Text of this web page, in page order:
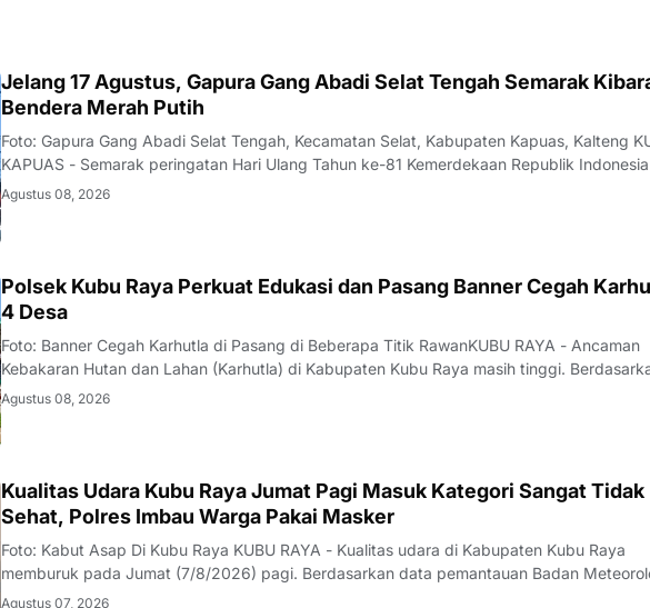
Jelang 17 Agustus, Gapura Gang Abadi Selat Tengah Semarak
Bendera Merah Putih
Foto: Gapura Gang Abadi Selat Tengah, Kecamatan Selat, Kabupaten Kapuas, Kalteng
KAPUAS - Semarak peringatan Hari Ulang Tahun ke-81 Kemerdekaan Republik
terasa di Kelurahan Selat Tengah, Kecamatan Selat, Kabupaten Kapuas. Warga RT 21/RW
Agustus 08, 2026
Polsek Kubu Raya Perkuat Edukasi dan Pasang Banner Cegah
4 Desa
Foto: Banner Cegah Karhutla di Pasang di Beberapa Titik RawanKUBU RAYA - Ancaman
Kebakaran Hutan dan Lahan (Karhutla) di Kabupaten Kubu Raya masih tinggi.
pemantauan aplikasi Lancang Kuning, puluhan titik panas terdeteksi di sejumlah wilayah.
Agustus 08, 2026
Kualitas Udara Kubu Raya Jumat Pagi Masuk Kategori Sangat Tidak
Sehat, Polres Imbau Warga Pakai Masker
Foto: Kabut Asap Di Kubu Raya KUBU RAYA - Kualitas udara di Kabupaten Kubu Raya
memburuk pada Jumat (7/8/2026) pagi. Berdasarkan data pemantauan Badan
Klimatologi, dan Geofisika (BMKG) yang diakses sekitar pukul 07.00 WIB, konsentrasi
Agustus 07, 2026